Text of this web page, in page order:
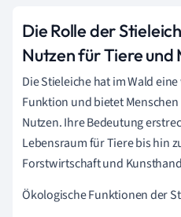
Die Rolle der
Nutzen für Tiere und
Die Stieleiche hat im Wald
Funktion und bietet
Nutzen. Ihre Bedeutung
Lebensraum für Tiere bis hin
Forstwirtschaft und
Ökologische Funktionen der